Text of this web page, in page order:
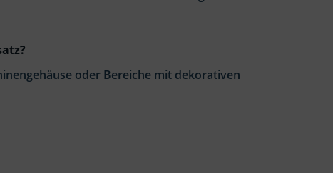
oder Bereiche mit dekorativen